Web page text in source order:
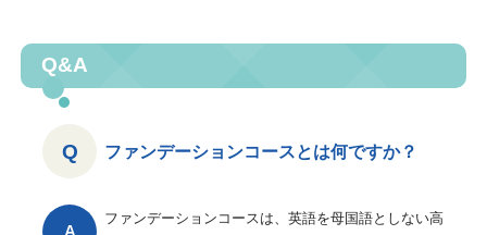
Q&A
ファンデーションコースとは何ですか？
ファンデーションコースは、英語を母国語としない高